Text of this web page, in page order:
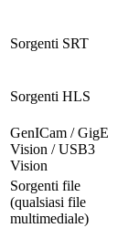
Sorgenti SRT
Sorgenti HLS
GenICam / GigE
Vision / USB3
Vision
Sorgenti file
(qualsiasi file
multimediale)